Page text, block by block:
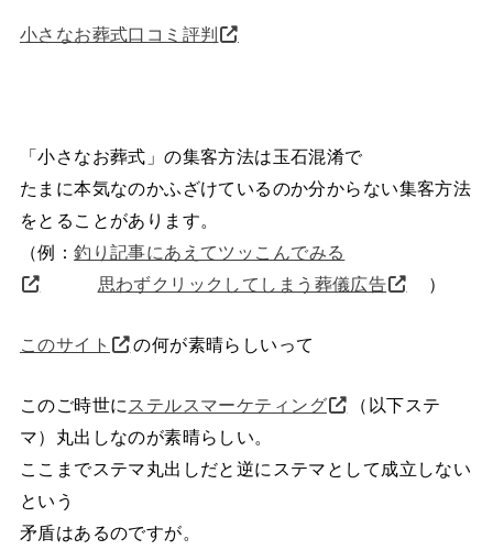
小さなお葬式口コミ評判
「小さなお葬式」の集客方法は玉石混淆で
たまに本気なのかふざけているのか分からない集客方法
をとることがあります。
（例：釣り記事にあえてツッこんでみる
思わずクリックしてしまう葬儀広告
）
このサイト の何が素晴らしいって
このご時世に ステルスマーケティング
（以下ステ
マ）丸出しなのが素晴らしい。
ここまでステマ丸出しだと逆にステマとして成立しない
という
矛盾はあるのですが。